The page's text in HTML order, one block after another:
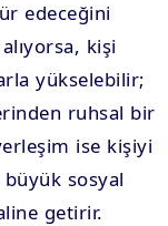
edeceğini
kişi
yükselebilir;
ruhsal bir
ise kişiyi
sosyal
getirir.